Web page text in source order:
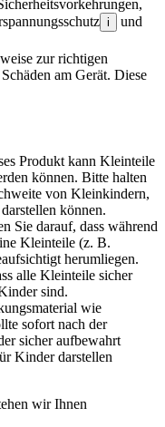
i
und
zur richtigen
am Gerät. Diese
Produkt kann Kleinteile
können. Bitte halten
von Kleinkindern,
können.
Sie darauf, dass während
Kleinteile (z. B.
herumliegen.
alle Kleinteile sicher
sind.
wie
sofort nach der
sicher aufbewahrt
Kinder darstellen
wir Ihnen